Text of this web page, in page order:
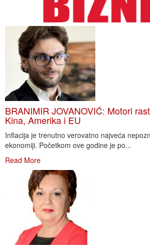
BRANIMIR JOVANOVIĆ: Motori
Kina, Amerika i EU
Inflacija je trenutno verovatno najveća
ekonomiji. Početkom ove godine je po...
Read More